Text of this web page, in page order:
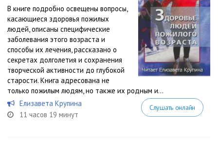
В книге подробно освещены вопросы,
касающиеся здоровья пожилых
людей, описаны специфические
заболевания этого возраста и
способы их лечения, рассказано о
секретах долголетия и сохранения
творческой активности до глубокой
старости. Книга адресована не
только пожилым людям, но также их родным и...
Елизавета Крупина
11 часов 19 минут
Слушать онлайн